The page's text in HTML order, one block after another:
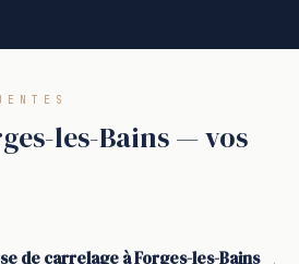
les-Bains — vos
de carrelage à Forges-les-Bains